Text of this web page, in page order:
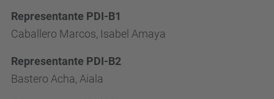
Representante PDI-B1
Caballero Marcos, Isabel Amaya
Representante PDI-B2
Bastero Acha, Aiala